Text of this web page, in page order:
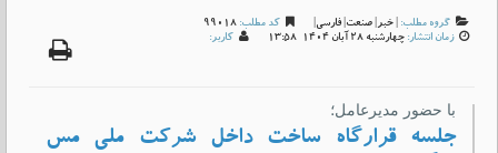
گروه مطلب: | خبر| صنعت| فارسی| کد مطلب: 99018
زمان انتشار: چهارشنبه 28 آبان 1404-13:58 کاربر:
با حضور مدیرعامل؛
جلسه قرارگاه ساخت داخل شرکت ملی مس